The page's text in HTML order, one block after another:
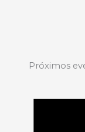
Próximos